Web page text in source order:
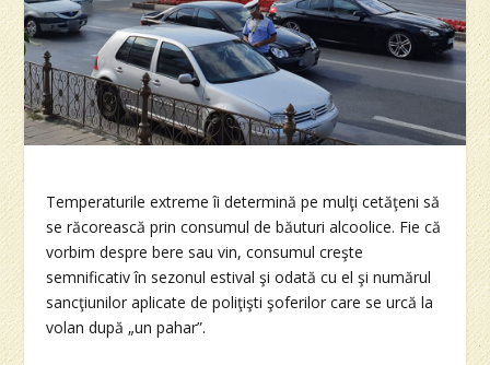
Temperaturile extreme îi determină pe mulţi cetăţeni să
se răcorească prin consumul de băuturi alcoolice. Fie că
vorbim despre bere sau vin, consumul creşte
semnificativ în sezonul estival şi odată cu el şi numărul
sancţiunilor aplicate de poliţişti şoferilor care se urcă la
volan după „un pahar”.